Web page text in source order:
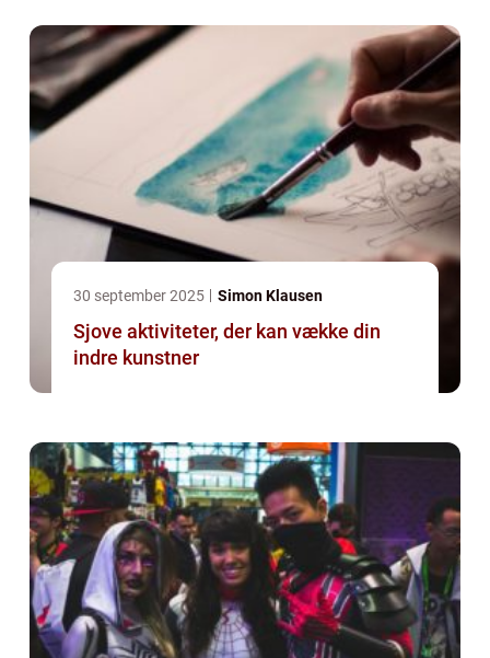
30 september 2025 Simon Klausen
Sjove aktiviteter, der kan vække din
indre kunstner